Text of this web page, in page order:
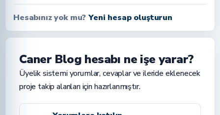
Hesabınız yok mu?Yeni hesap oluşturun
Caner Blog hesabı ne işe yarar?
Üyelik sistemi yorumlar, cevaplar ve ileride eklenecek
proje takip alanları için hazırlanmıştır.